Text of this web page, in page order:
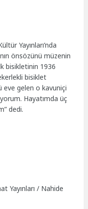
Yayınları’nda
önsözünü müzenin
bisikletinin 1936
bisiklet
gelen o kavuniçi
Hayatımda üç
dedi.
Yayınları / Nahide